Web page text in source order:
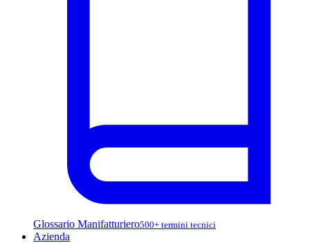
Glossario Manifatturiero500+ termini tecnici
Azienda